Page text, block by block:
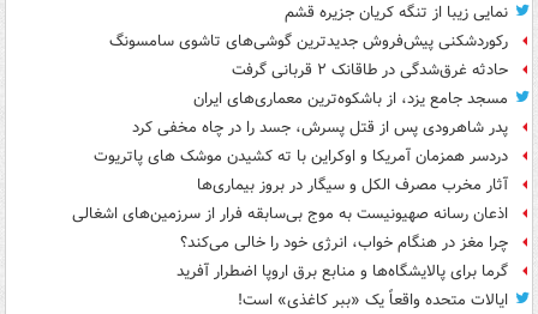
نمایی زیبا از تنگه کریان جزیره قشم
رکوردشکنی پیش‌فروش جدیدترین گوشی‌های تاشوی سامسونگ
حادثه غرق‌شدگی در طاقانک ۲ قربانی گرفت
مسجد جامع یزد، از باشکوه‌ترین معماری‌های ایران
پدر شاهرودی پس از قتل پسرش، جسد را در چاه مخفی کرد
دردسر همزمان آمریکا و اوکراین با ته کشیدن موشک های پاتریوت
آثار مخرب مصرف الکل و سیگار در بروز بیماری‌ها
اذعان رسانه صهیونیست به موج بی‌سابقه فرار از سرزمین‌های اشغالی
چرا مغز در هنگام خواب، انرژی خود را خالی می‌کند؟
گرما برای پالایشگاه‌ها و منابع برق اروپا اضطرار آفرید
ایالات متحده واقعاً یک «ببر کاغذی» است!